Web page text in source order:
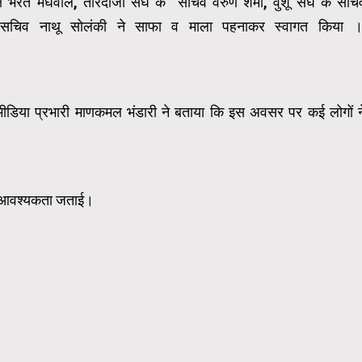
नाथू सोलंकी ने साफा व माला पहनाकर स्वागत किया
प्रभारी माणकमल भंडारी ने बताया कि इस अवसर पर कई लोगों
जताई।